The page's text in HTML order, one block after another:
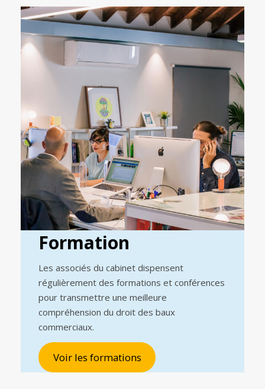
Formation
Les associés du cabinet dispensent
régulièrement des formations et conférences
pour transmettre une meilleure
compréhension du droit des baux
commerciaux.
Voir les formations